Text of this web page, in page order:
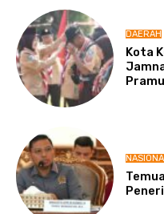
DAERAH
Kota